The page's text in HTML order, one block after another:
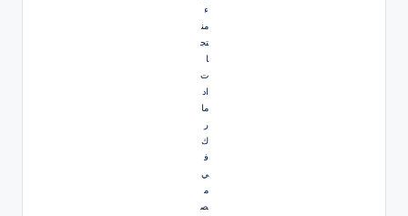
ء
من
تج
ا
ت
اد
ما
ر
ك
ف
ي
م
ص